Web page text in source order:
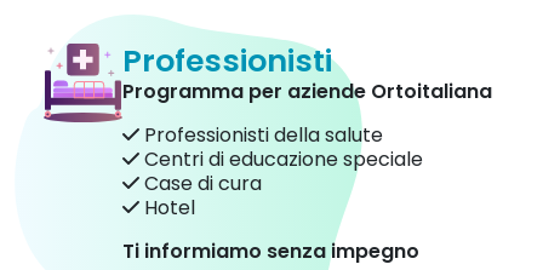
Professionisti
Programma per aziende Ortoitaliana
Professionisti della salute
Centri di educazione speciale
Case di cura
Hotel
Ti informiamo senza impegno